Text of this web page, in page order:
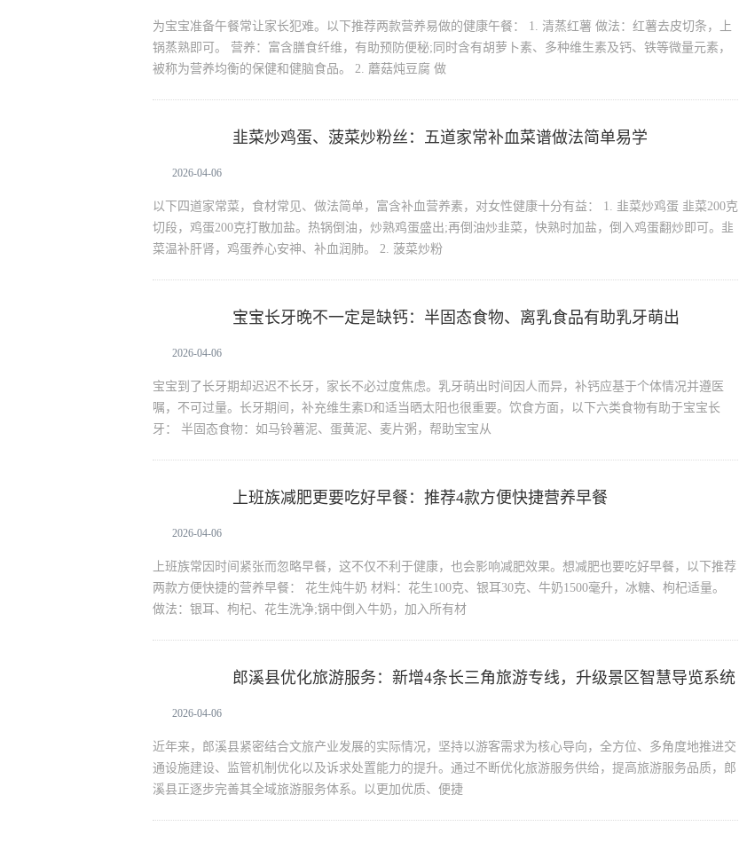
为宝宝准备午餐常让家长犯难。以下推荐两款营养易做的健康午餐： 1. 清蒸红薯 做法：红薯去皮切条，上
锅蒸熟即可。 营养：富含膳食纤维，有助预防便秘;同时含有胡萝卜素、多种维生素及钙、铁等微量元素，
被称为营养均衡的保健和健脑食品。 2. 蘑菇炖豆腐 做
韭菜炒鸡蛋、菠菜炒粉丝：五道家常补血菜谱做法简单易学
2026-04-06
以下四道家常菜，食材常见、做法简单，富含补血营养素，对女性健康十分有益： 1. 韭菜炒鸡蛋 韭菜200克
切段，鸡蛋200克打散加盐。热锅倒油，炒熟鸡蛋盛出;再倒油炒韭菜，快熟时加盐，倒入鸡蛋翻炒即可。韭
菜温补肝肾，鸡蛋养心安神、补血润肺。 2. 菠菜炒粉
宝宝长牙晚不一定是缺钙：半固态食物、离乳食品有助乳牙萌出
2026-04-06
宝宝到了长牙期却迟迟不长牙，家长不必过度焦虑。乳牙萌出时间因人而异，补钙应基于个体情况并遵医
嘱，不可过量。长牙期间，补充维生素D和适当晒太阳也很重要。饮食方面，以下六类食物有助于宝宝长
牙： 半固态食物：如马铃薯泥、蛋黄泥、麦片粥，帮助宝宝从
上班族减肥更要吃好早餐：推荐4款方便快捷营养早餐
2026-04-06
上班族常因时间紧张而忽略早餐，这不仅不利于健康，也会影响减肥效果。想减肥也要吃好早餐，以下推荐
两款方便快捷的营养早餐： 花生炖牛奶 材料：花生100克、银耳30克、牛奶1500毫升，冰糖、枸杞适量。
做法：银耳、枸杞、花生洗净;锅中倒入牛奶，加入所有材
郎溪县优化旅游服务：新增4条长三角旅游专线，升级景区智慧导览系统
2026-04-06
近年来，郎溪县紧密结合文旅产业发展的实际情况，坚持以游客需求为核心导向，全方位、多角度地推进交
通设施建设、监管机制优化以及诉求处置能力的提升。通过不断优化旅游服务供给，提高旅游服务品质，郎
溪县正逐步完善其全域旅游服务体系。以更加优质、便捷